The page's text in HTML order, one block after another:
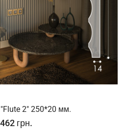
2" 250*20 мм.
462 грн.